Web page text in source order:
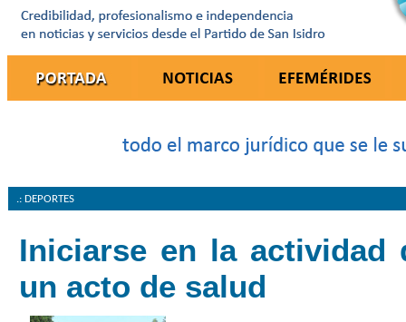
.: DEPORTES
Iniciarse en la actividad
un acto de salud